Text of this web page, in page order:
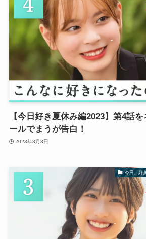
【今日好き夏休み編2023】第4話
ールでまうが告白！
2023年8月8日
今日、好